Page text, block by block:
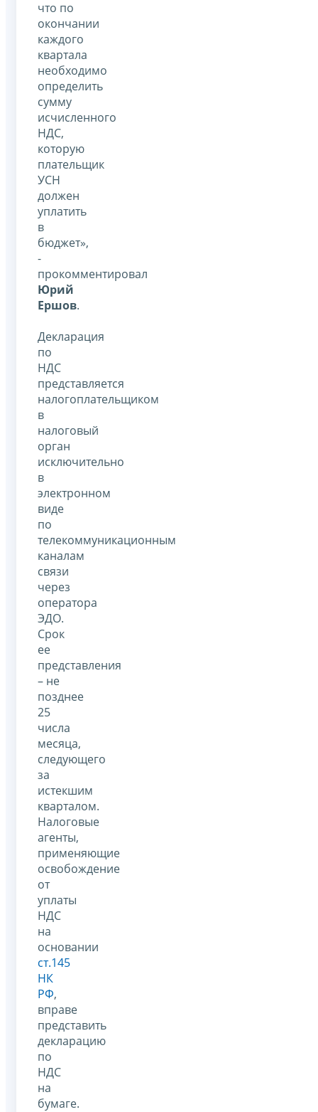
что по
окончании
каждого
квартала
необходимо
определить
сумму
исчисленного
НДС,
которую
плательщик
УСН
должен
уплатить
в
бюджет»,
-
прокомментировал
Юрий
Ершов.
Декларация
по
НДС
представляется
налогоплательщиком
в
налоговый
орган
исключительно
в
электронном
виде
по
телекоммуникационным
каналам
связи
через
оператора
ЭДО.
Срок
ее
представления
– не
позднее
25
числа
месяца,
следующего
за
истекшим
кварталом.
Налоговые
агенты,
применяющие
освобождение
от
уплаты
НДС
на
основании
ст.145
НК
РФ,
вправе
представить
декларацию
по
НДС
на
бумаге.